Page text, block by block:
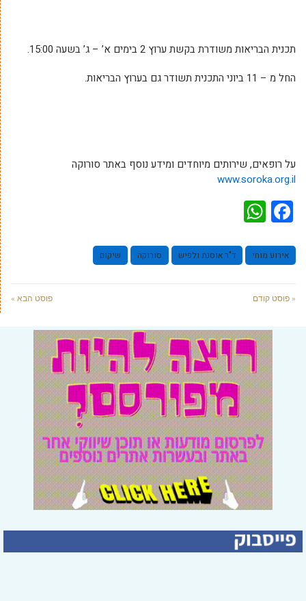
תכנית הבריאות משודרת בקשת ערוץ 2 בימים א’ – ג’ בשעה 15:00.
החל מ – 11 ביוני התכנית תשודר גם בערוץ הבריאות.
על רופאים, שירותים מיוחדים ומידע נוסף באתר סורוקה
www.soroka.org.il
Facebook
אירוע מוחי ד"ר אוסנת ולפיש סורוקה שיקום
« פוסט קודם פוסט הבא »